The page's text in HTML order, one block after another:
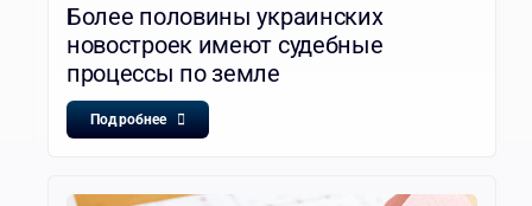
Более половины украинских
новостроек имеют судебные
процессы по земле
Подробнее